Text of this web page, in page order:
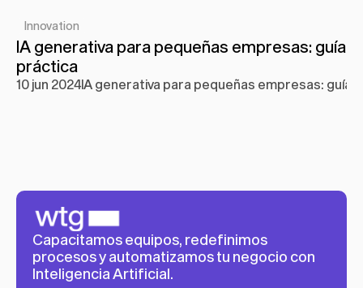
Innovation
IA generativa para pequeñas empresas: guía
práctica
10 jun 2024IA generativa para pequeñas empresas: guía
Capacitamos equipos, redefinimos
procesos y automatizamos tu negocio con
Inteligencia Artificial.